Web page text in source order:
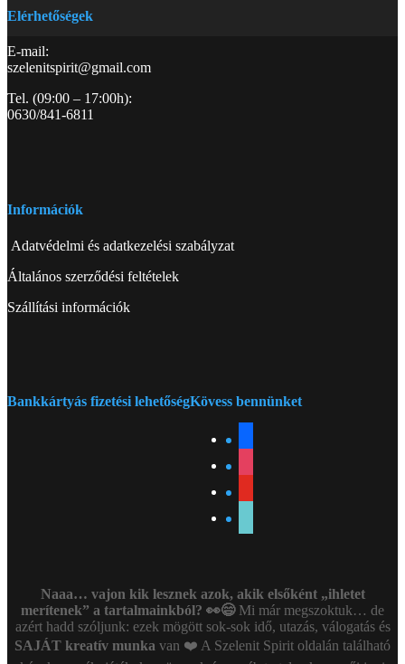
Elérhetőségek
E-mail:
szelenitspirit@gmail.com
Tel. (09:00 – 17:00h):
0630/841-6811
Információk
Adatvédelmi és adatkezelési szabályzat
Általános szerződési feltételek
Szállítási információk
Bankkártyás fizetési lehetőségKövess bennünket
Naaa… vajon kik lesznek azok, akik elsőként „ihletet
merítenek” a tartalmainkból? 👀😄Mi már megszoktuk… de
azért hadd szóljunk: ezek mögött sok-sok idő, utazás, válogatás és
SAJÁT kreatív munka van ❤️ A Szelenit Spirit oldalán található